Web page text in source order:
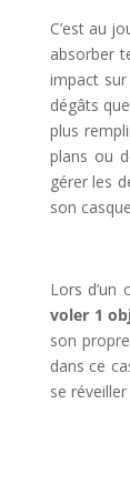
C’est au
absorber
impact
dégâts
plus
plans ou
gérer les
son
Lors d’un
voler 1
son
dans ce
se